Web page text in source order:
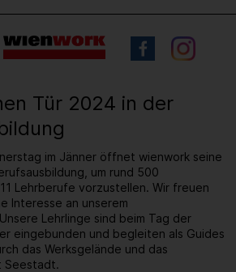
Tür 2024 in der
im Jänner öffnet wienwork seine
um rund 500
Lehrberufe vorzustellen. Wir freuen
Interesse an unserem
Lehrlinge sind beim Tag der
eingebunden und begleiten als Guides
das Werksgelände und das
Seestadt.